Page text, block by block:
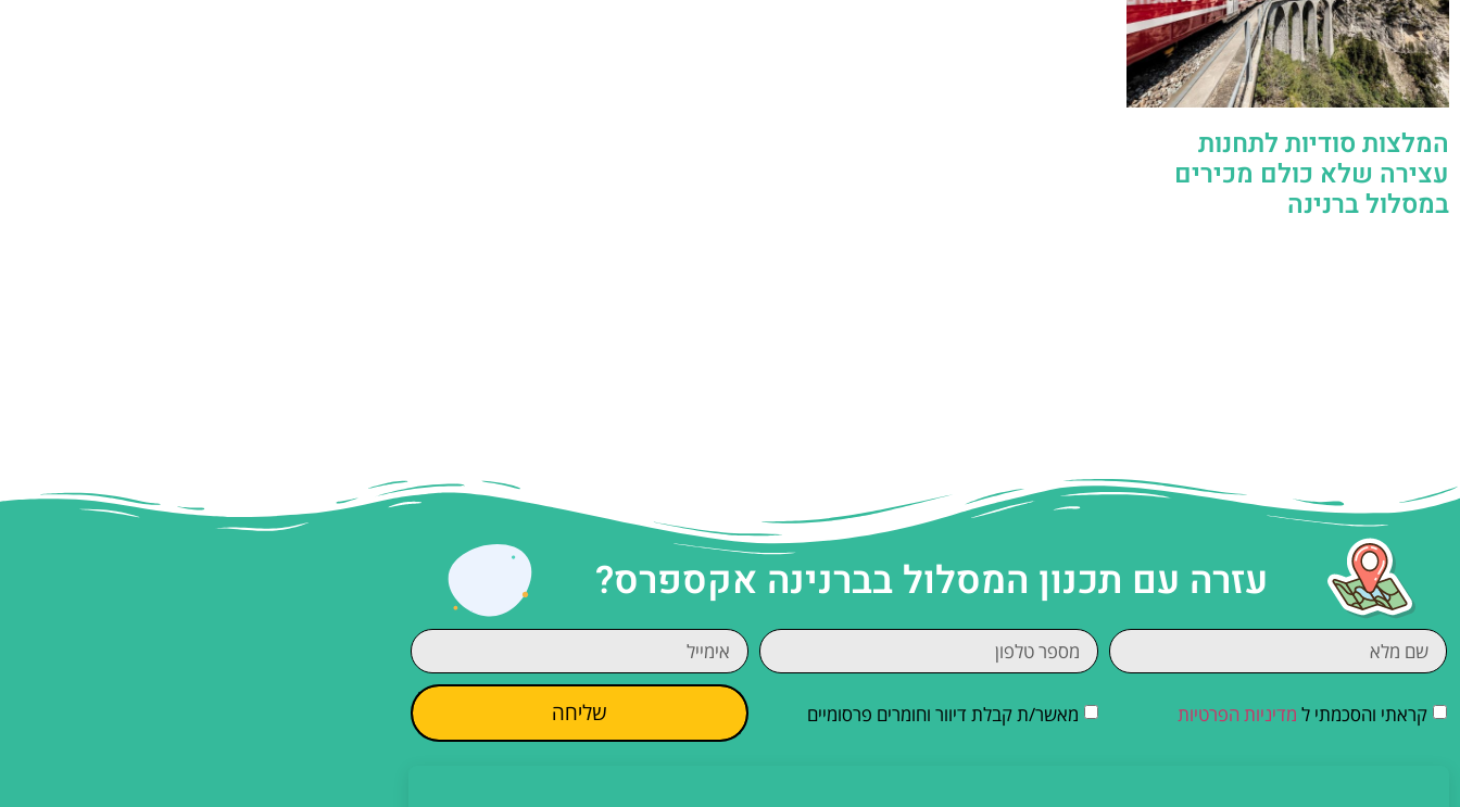
המלצות סודיות לתחנות
עצירה שלא כולם מכירים
במסלול ברנינה
עזרה עם תכנון המסלול בברנינה אקספרס?
קראתי והסכמתי ל מדיניות הפרטיות מאשר/ת קבלת דיוור וחומרים פרסומיים שליחה